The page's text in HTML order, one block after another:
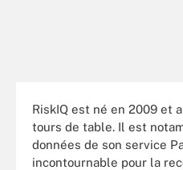
RiskIQ est né en 2009 et
tours de table. Il est
données de son service
incontournable pour la